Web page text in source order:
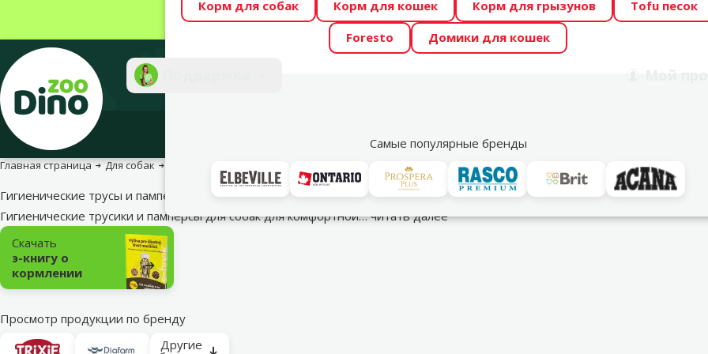
Весь месяц Dino Zoo предлагает отличные цены на ТОП-овые корма! 🍖
Фотоконкурс “GADA ŪSAIŅI”! Возможно Твой питомец станет звездой
Корм для собак Корм для кошек Корм для грызунов
Tofu песок
Foresto
Домики для кошек
Самые популярные бренды
Акции
Главная страница Для собак Гигиенические трусы и памперсы для собак
Гигиенические трусы и памперсы для собак
Гигиенические трусики и памперсы для собак для комфортной…читать далее
Подкатегория
Скачать
э-книгу о
кормлении
Просмотр продукции по бренду
Другие